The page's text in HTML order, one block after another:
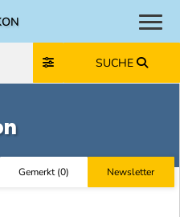
SUCHE
Gemerkt(0) Newsletter